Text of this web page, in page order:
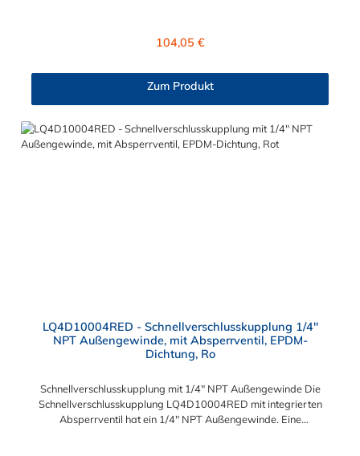
der CPC LQ4 Serie durch eine spezielle Ventiltechnologie
geschützt sind. Das Material der Schlauchtülle ist Messing
-17 °C bis 115 °C Farbe: Blau Diese Messing Schlauchtülle ist
für lange Einsatzzeiten geeignet und bietet auch bei
Regulärer Preis:
104,05 €
Zum Produkt
LQ4D10004RED - Schnellverschlusskupplung 1/4"
NPT Außengewinde, mit Absperrventil, EPDM-
Dichtung, Ro
Schnellverschlusskupplung mit 1/4" NPT Außengewinde Die
Schnellverschlusskupplung LQ4D10004RED mit integrierten
Absperrventil hat ein 1/4" NPT Außengewinde. Eine